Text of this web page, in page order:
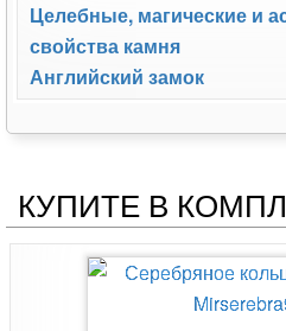
Целебные, магические и
свойства камня
Английский замок
КУПИТЕ В